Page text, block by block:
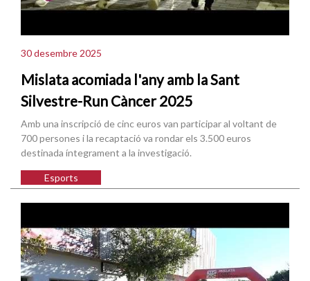
30 desembre 2025
Mislata acomiada l'any amb la Sant
Silvestre-Run Càncer 2025
Amb una inscripció de cinc euros van participar al voltant de
700 persones i la recaptació va rondar els 3.500 euros
destinada íntegrament a la investigació.
Esports